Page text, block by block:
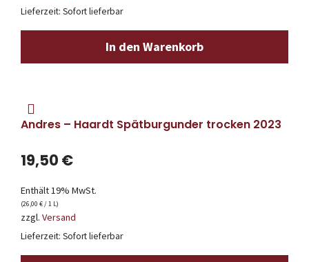
Lieferzeit: Sofort lieferbar
In den Warenkorb
Andres – Haardt Spätburgunder trocken 2023
19,50 €
Enthält 19% MwSt.
(26,00 € / 1 L)
zzgl. Versand
Lieferzeit: Sofort lieferbar